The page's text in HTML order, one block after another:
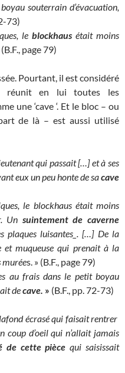
souterrain d’évacuation,
73)
leblockhausétait moins
(B.F., page 79)
Pourtant, il est considéré
réunit en lui toutes les
une ‘cave ‘. Et le bloc – ou
de là – est aussi utilisé
qui passait […] et à ses
eux un peu honte de sacave
le blockhaus était moins
Un suintement de caverne
plaques luisantes_. […] De la
muqueuse qui prenait à la
murées. » (B.F., page 79)
au frais dans le petit boyau
decave. » (B.F., pp. 72-73)
écrasé qui faisait rentrer
coup d’oeil qui n’allait jamais
de cette piècequi saisissait